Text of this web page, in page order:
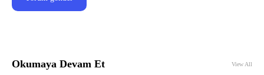
Okumaya Devam Et View All